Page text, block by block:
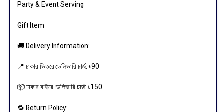
Party & Event Serving
Gift Item
🚚 Delivery Information:
📍 ঢাকার ভিতরে ডেলিভারি চার্জ: ৳90
📦 ঢাকার বাইরে ডেলিভারি চার্জ: ৳150
🔁 Return Policy: